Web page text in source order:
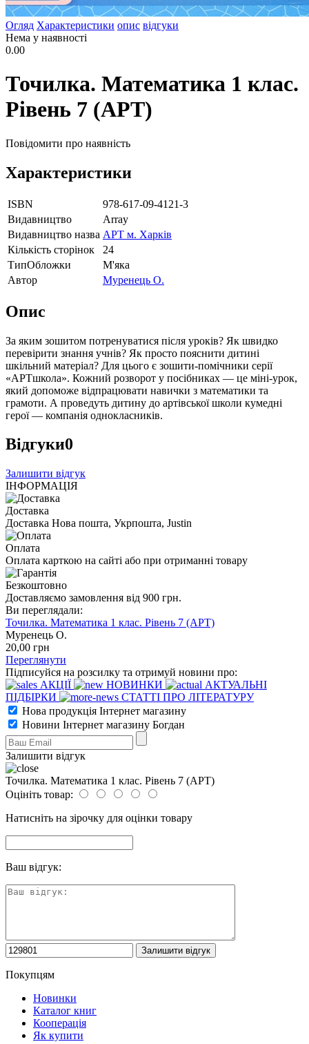
Огляд Характеристики опис відгуки
Нема у наявності
0.00
Точилка. Математика 1 клас.
Рівень 7 (АРТ)
Повідомити про наявність
Характеристики
ISBN
978-617-09-4121-3
Видавництво
Array
Видавництво назва АРТ м. Харків
Кількість сторінок
24
ТипОбложки
М'яка
Автор
Муренець О.
Опис
За яким зошитом потренуватися після уроків? Як швидко
перевірити знання учнів? Як просто пояснити дитині
шкільний матеріал? Для цього є зошити-помічники серії
«АРТшкола». Кожний розворот у посібниках — це міні-урок,
який допоможе відпрацювати навички з математики та
грамоти. А проведуть дитину до артівської школи кумедні
герої — компанія однокласників.
Відгуки0
Залишити відгук
ІНФОРМАЦІЯ
Доставка
Доставка Нова пошта, Укрпошта, Justin
Оплата
Оплата карткою на сайті або при отриманні товару
Безкоштовно
Доставляємо замовлення від 900 грн.
Ви переглядали:
Точилка. Математика 1 клас. Рівень 7 (АРТ)
Муренець О.
20,00 грн
Переглянути
Підписуйся на розсилку та отримуй новини про:
АКЦІЇ
НОВИНКИ
АКТУАЛЬНІ
ПІДБІРКИ
СТАТТІ ПРО ЛІТЕРАТУРУ
Нова продукція Інтернет магазину
Новини Інтернет магазину Богдан
Залишити відгук
Точилка. Математика 1 клас. Рівень 7 (АРТ)
Оцініть товар:
Натисніть на зірочку для оцінки товару
Ваш відгук:
Покупцям
Новинки
Каталог книг
Кооперація
Як купити